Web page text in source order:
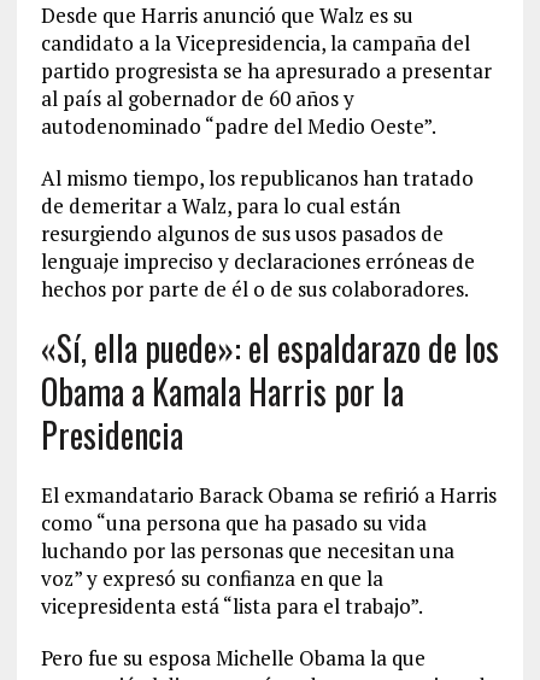
Desde que Harris anunció que Walz es su
candidato a la Vicepresidencia, la campaña del
partido progresista se ha apresurado a presentar
al país al gobernador de 60 años y
autodenominado “padre del Medio Oeste”.
Al mismo tiempo, los republicanos han tratado
de demeritar a Walz, para lo cual están
resurgiendo algunos de sus usos pasados ​​de
lenguaje impreciso y declaraciones erróneas de
hechos por parte de él o de sus colaboradores.
«Sí, ella puede»: el espaldarazo de los
Obama a Kamala Harris por la
Presidencia
El exmandatario Barack Obama se refirió a Harris
como “una persona que ha pasado su vida
luchando por las personas que necesitan una
voz” y expresó su confianza en que la
vicepresidenta está “lista para el trabajo”.
Pero fue su esposa Michelle Obama la que